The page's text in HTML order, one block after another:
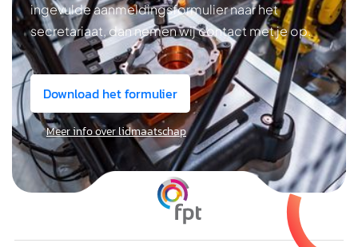
ingevulde aanmeldingsformulier naar het
secretariaat, dan nemen wij contact met je op.
Download het formulier
Meer info over lidmaatschap